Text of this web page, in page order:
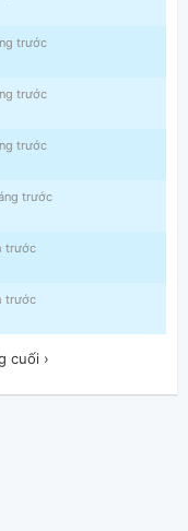
trước
trước
trước
trước
trước
trước
cuối ›